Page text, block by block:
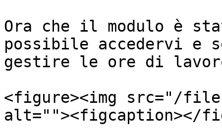
Ora che il modulo è
possibile accedervi e
gestire le ore di
<figure><img src="/files/
alt=""><figcaption></